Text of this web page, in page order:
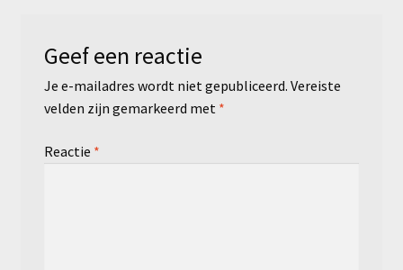
Geef een reactie
Je e-mailadres wordt niet gepubliceerd. Vereiste
velden zijn gemarkeerd met *
Reactie *